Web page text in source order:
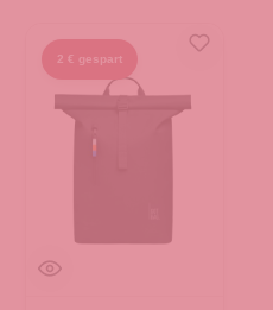
2 € gespart